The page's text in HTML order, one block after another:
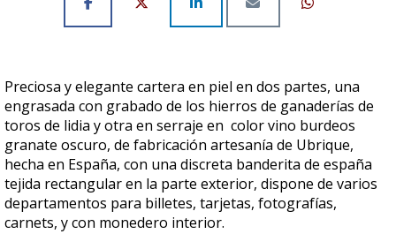
Preciosa y elegante cartera en piel en dos partes, una
engrasada con grabado de los hierros de ganaderías de
toros de lidia y otra en serraje en color vino burdeos
granate oscuro, de fabricación artesanía de Ubrique,
hecha en España, con una discreta banderita de españa
tejida rectangular en la parte exterior, dispone de varios
departamentos para billetes, tarjetas, fotografías,
carnets, y con monedero interior.